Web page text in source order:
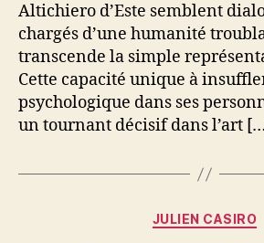
Altichiero d’Este semblent
chargés d’une humanité
transcende la simple
Cette capacité unique à
psychologique dans ses
un tournant décisif dans l’art
JULIEN CASIRO